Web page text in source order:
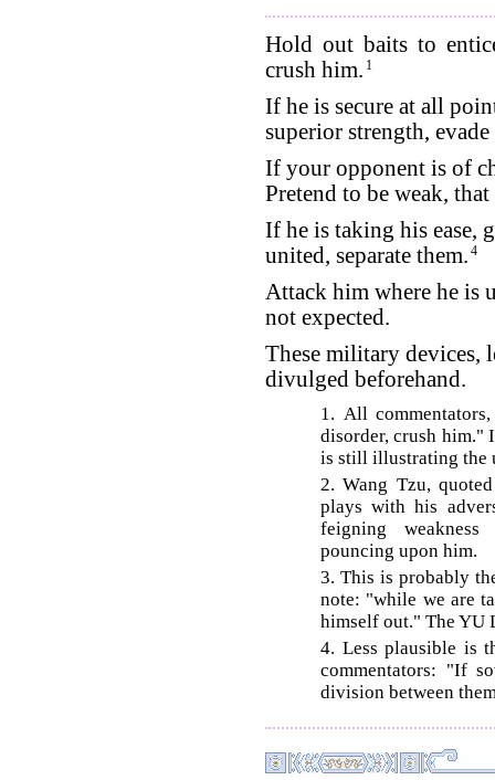
Hold out baits to
crush him. 1
If he is secure at all
superior strength,
If your opponent is of
Pretend to be weak,
If he is taking his ease,
united, separate them. 4
Attack him where he is
not expected.
These military devices,
divulged beforehand.
1. All
disorder, crush him."
is still illustrating the
2. Wang Tzu,
plays with his
feigning
pouncing upon him.
3. This is probably
note: "while we are
himself out." The YU
4. Less plausible is
commentators: "If
division between